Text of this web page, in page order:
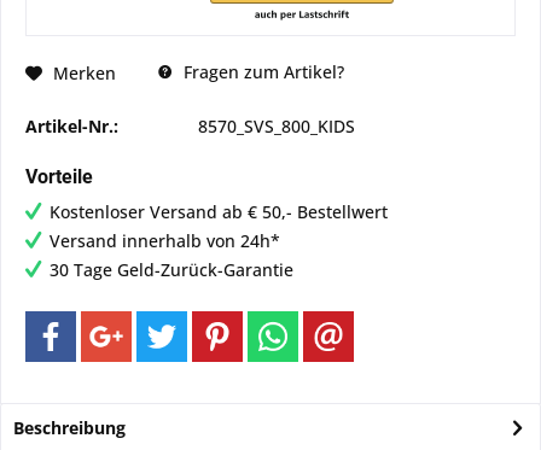
Merken Fragen zum Artikel?
Artikel-Nr.: 8570_SVS_800_KIDS
Vorteile
Kostenloser Versand ab € 50,- Bestellwert
Versand innerhalb von 24h*
30 Tage Geld-Zurück-Garantie
Beschreibung